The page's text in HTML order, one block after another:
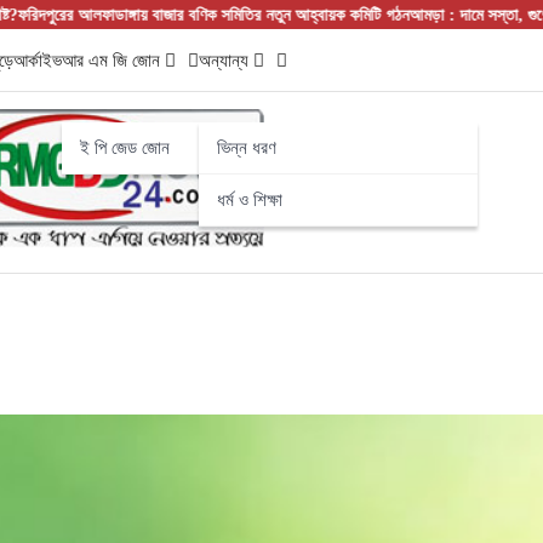
বাজার বণিক সমিতির নতুন আহ্বায়ক কমিটি গঠনআমড়া : দামে সস্তা, গুণে সেরা!
আর্কাইভআর এম জি জোন
ই পি জেড জোন
অন্যান্য
ভিন্ন ধরণ
ধর্ম ও শিক্ষা